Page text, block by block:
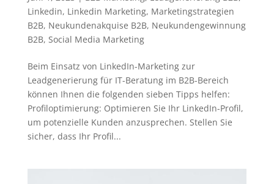
Linkedin, Linkedin Marketing, Marketingstrategien
B2B, Neukundenakquise B2B, Neukundengewinnung
B2B, Social Media Marketing
Beim Einsatz von LinkedIn-Marketing zur
Leadgenerierung für IT-Beratung im B2B-Bereich
können Ihnen die folgenden sieben Tipps helfen:
Profiloptimierung: Optimieren Sie Ihr LinkedIn-Profil,
um potenzielle Kunden anzusprechen. Stellen Sie
sicher, dass Ihr Profil...